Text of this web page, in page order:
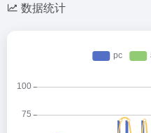
数据统计